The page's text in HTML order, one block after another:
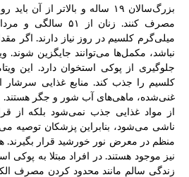
میلی‌گرم کلسیم در روز نیاز دارند. اگر
جلوگیری از پوکی استخوان دارد. این
از مواد غذایی جذب نمی‌شود بلکه از
ناشی می‌شود، بنابراین پزشکان توصیه
نیز موجود هستند. در افراد مبتلا به پوکی
زندگی سالم مانند محدود کردن مصرف